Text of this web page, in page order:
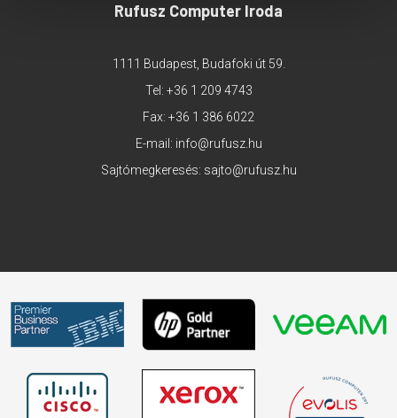
Rufusz Computer Iroda
1111 Budapest, Budafoki út 59.
Tel: +36 1 209 4743
Fax: +36 1 386 6022
E-mail: info@rufusz.hu
Sajtómegkeresés: sajto@rufusz.hu